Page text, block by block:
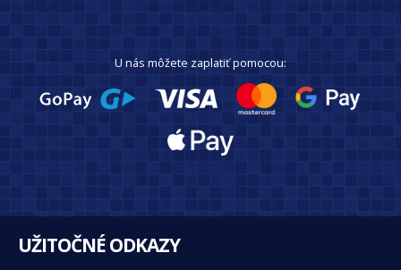
U nás môžete zaplatiť pomocou:
UŽITOČNÉ ODKAZY